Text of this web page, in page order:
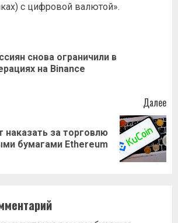
с цифровой валютой».
снова ограничили в
на Binance
Далее
наказать за торговлю
бумагами Ethereum